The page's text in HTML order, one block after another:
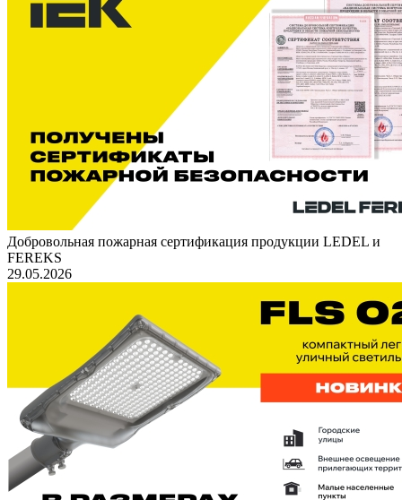
Добровольная пожарная сертификация продукции LEDEL и
FEREKS
29.05.2026